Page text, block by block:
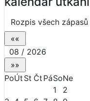
Rozpis všech zápasů
08 / 2026
PoÚt St Čt PáSoNe
1
2